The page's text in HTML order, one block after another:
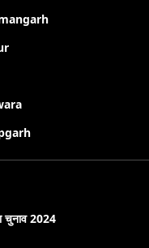
चुनाव 2024